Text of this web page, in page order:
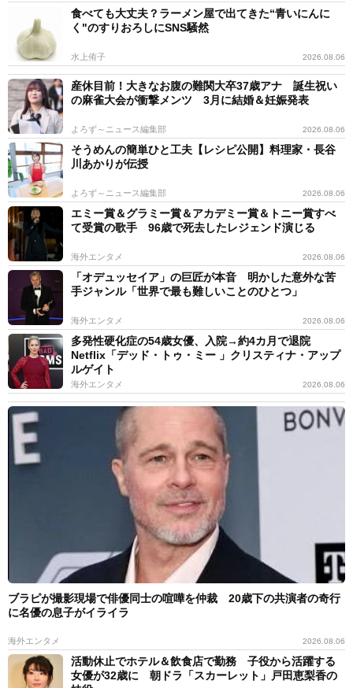
食べても大丈夫？ラーメン屋で出てきた“青いにんに
く"のすりおろしにSNS騒然
水上侑子 2026.08.06
産休目前！大きなお腹の難関大卒37歳アナ 誕生祝い
の麻雀大会が衝撃メンツ 3月に結婚＆妊娠発表
よろず～ニュース編集部 2026.08.06
そうめんの簡単ひと工夫【レシピ公開】料理家・長谷
川あかりが伝授
よろず～ニュース編集部 2026.08.06
エミー賞＆グラミー賞＆アカデミー賞＆トニー賞すべ
て受賞の歌手 96歳で死去したレジェンド演じる
海外エンタメ 2026.08.06
「オデュッセイア」の巨匠が本音 明かした意外な苦
手ジャンル「世界で最も難しいことのひとつ」
海外エンタメ 2026.08.06
多発性硬化症の54歳女優、入院→約4カ月で退院
Netflix「デッド・トゥ・ミー 」クリスティナ・アップ
ルゲイト
海外エンタメ 2026.08.06
ブラピが撮影現場で俳優同士の喧嘩を仲裁 20歳下の共演者の奇行
に名優の息子がイライラ
海外エンタメ 2026.08.06
活動休止でホテル＆飲食店で勤務 子役から活躍する
女優が32歳に 朝ドラ「スカーレット」戸田恵梨香の